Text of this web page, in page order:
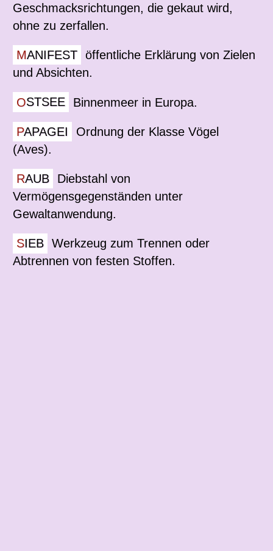
Geschmacksrichtungen, die gekaut wird,
ohne zu zerfallen.
MANIFEST öffentliche Erklärung von Zielen
und Absichten.
OSTSEE Binnenmeer in Europa.
PAPAGEI
Ordnung der Klasse Vögel
(Aves).
RAUB
Diebstahl von
Vermögensgegenständen unter
Gewaltanwendung.
SIEB Werkzeug zum Trennen oder
Abtrennen von festen Stoffen.